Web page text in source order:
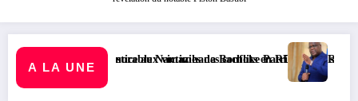
A LA UNE
victimes des conflits en RDC
Namazihana Bachoke Patrick Baka salue la suspension de l’arrêté
RDC/ POLITIQUE :